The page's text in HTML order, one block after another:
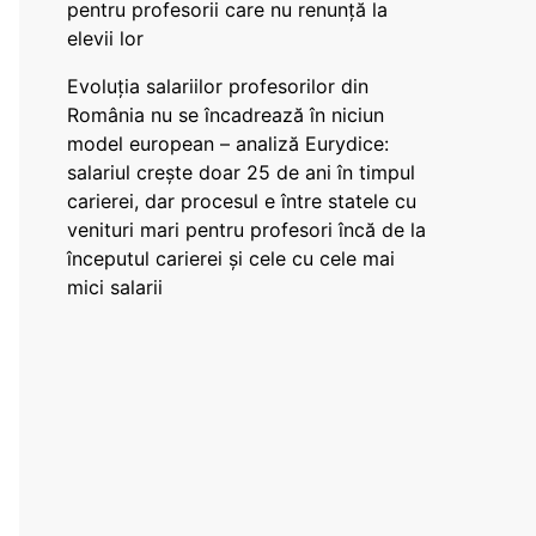
pentru profesorii care nu renunță la
elevii lor
Evoluția salariilor profesorilor din
România nu se încadrează în niciun
model european – analiză Eurydice:
salariul crește doar 25 de ani în timpul
carierei, dar procesul e între statele cu
venituri mari pentru profesori încă de la
începutul carierei și cele cu cele mai
mici salarii